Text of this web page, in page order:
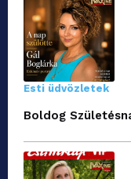
Esti üdvözletek
Boldog